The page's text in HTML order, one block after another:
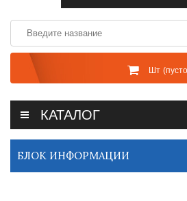
Шт
КАТАЛОГ
БЛОК ИНФОРМАЦИИ